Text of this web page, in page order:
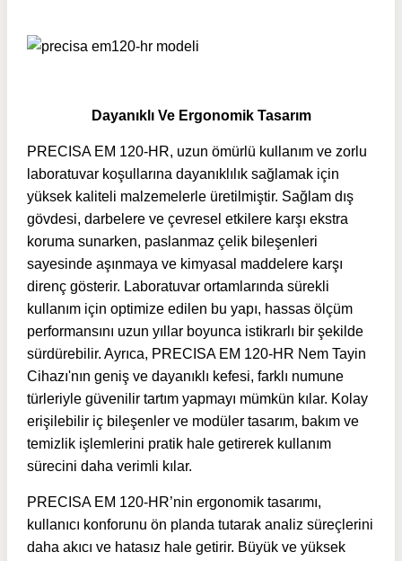
Dayanıklı Ve Ergonomik Tasarım
PRECISA EM 120-HR, uzun ömürlü kullanım ve zorlu
laboratuvar koşullarına dayanıklılık sağlamak için
yüksek kaliteli malzemelerle üretilmiştir. Sağlam dış
gövdesi, darbelere ve çevresel etkilere karşı ekstra
koruma sunarken, paslanmaz çelik bileşenleri
sayesinde aşınmaya ve kimyasal maddelere karşı
direnç gösterir. Laboratuvar ortamlarında sürekli
kullanım için optimize edilen bu yapı, hassas ölçüm
performansını uzun yıllar boyunca istikrarlı bir şekilde
sürdürebilir. Ayrıca, PRECISA EM 120-HR Nem Tayin
Cihazı'nın geniş ve dayanıklı kefesi, farklı numune
türleriyle güvenilir tartım yapmayı mümkün kılar. Kolay
erişilebilir iç bileşenler ve modüler tasarım, bakım ve
temizlik işlemlerini pratik hale getirerek kullanım
sürecini daha verimli kılar.
PRECISA EM 120-HR’nin ergonomik tasarımı,
kullanıcı konforunu ön planda tutarak analiz süreçlerini
daha akıcı ve hatasız hale getirir. Büyük ve yüksek